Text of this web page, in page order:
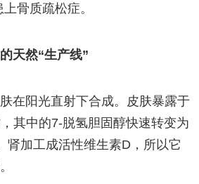
骨质疏松症。
天然“生产线”
在阳光直射下合成。皮肤暴露于
其中的7-脱氢胆固醇快速转变为
肾加工成活性维生素D，所以它